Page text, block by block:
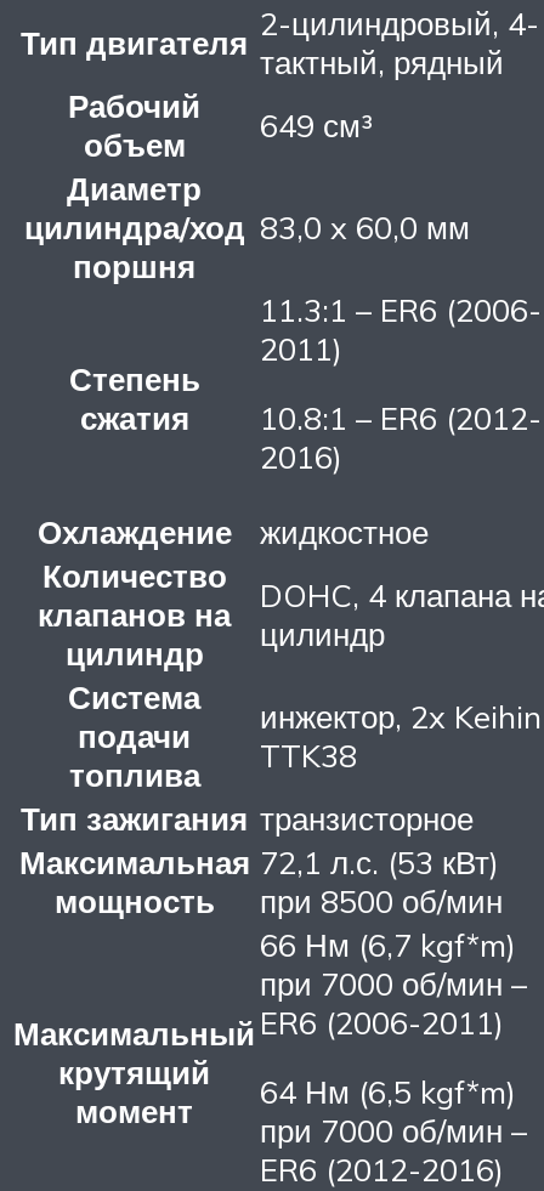
Тип двигателя 2-цилиндровый, 4-
тактный, рядный
Рабочий
объем
649 см³
Диаметр
цилиндра/ход
поршня
83,0 x 60,0 мм
Степень
сжатия
11.3:1 – ER6 (2006-
2011)
10.8:1 – ER6 (2012-
2016)
Охлаждение
жидкостное
Количество
клапанов на
цилиндр
DOHC, 4 клапана
цилиндр
Система
подачи
топлива
инжектор, 2x Keihin
TTK38
Тип зажигания транзисторное
Максимальная
мощность
72,1 л.с. (53 кВт)
при 8500 об/мин
Максимальный
крутящий
момент
66 Нм (6,7 kgf*m)
при 7000 об/мин –
ER6 (2006-2011)
64 Нм (6,5 kgf*m)
при 7000 об/мин –
ER6 (2012-2016)